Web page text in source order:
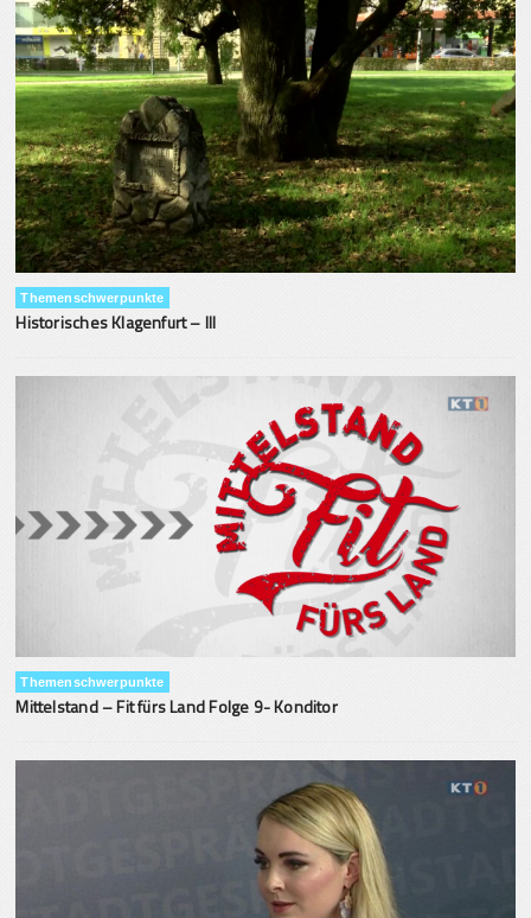
Themenschwerpunkte
Historisches Klagenfurt – III
Themenschwerpunkte
Mittelstand – Fit fürs Land Folge 9- Konditor